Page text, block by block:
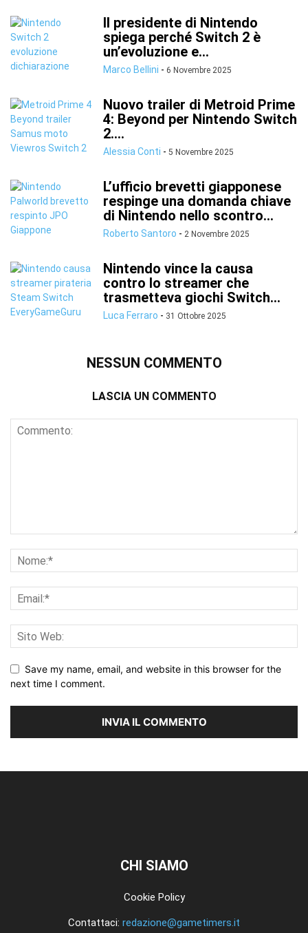
Il presidente di Nintendo
spiega perché Switch 2 è
un’evoluzione e...
Marco Bellini - 6 Novembre 2025
Nuovo trailer di Metroid Prime
4: Beyond per Nintendo Switch
2....
Alessia Conti - 5 Novembre 2025
L’ufficio brevetti giapponese
respinge una domanda chiave
di Nintendo nello scontro...
Roberto Santoro - 2 Novembre 2025
Nintendo vince la causa
contro lo streamer che
trasmetteva giochi Switch...
Luca Ferraro - 31 Ottobre 2025
NESSUN COMMENTO
LASCIA UN COMMENTO
Save my name, email, and website in this browser for the
next time I comment.
CHI SIAMO
Cookie Policy
Contattaci: redazione@gametimers.it